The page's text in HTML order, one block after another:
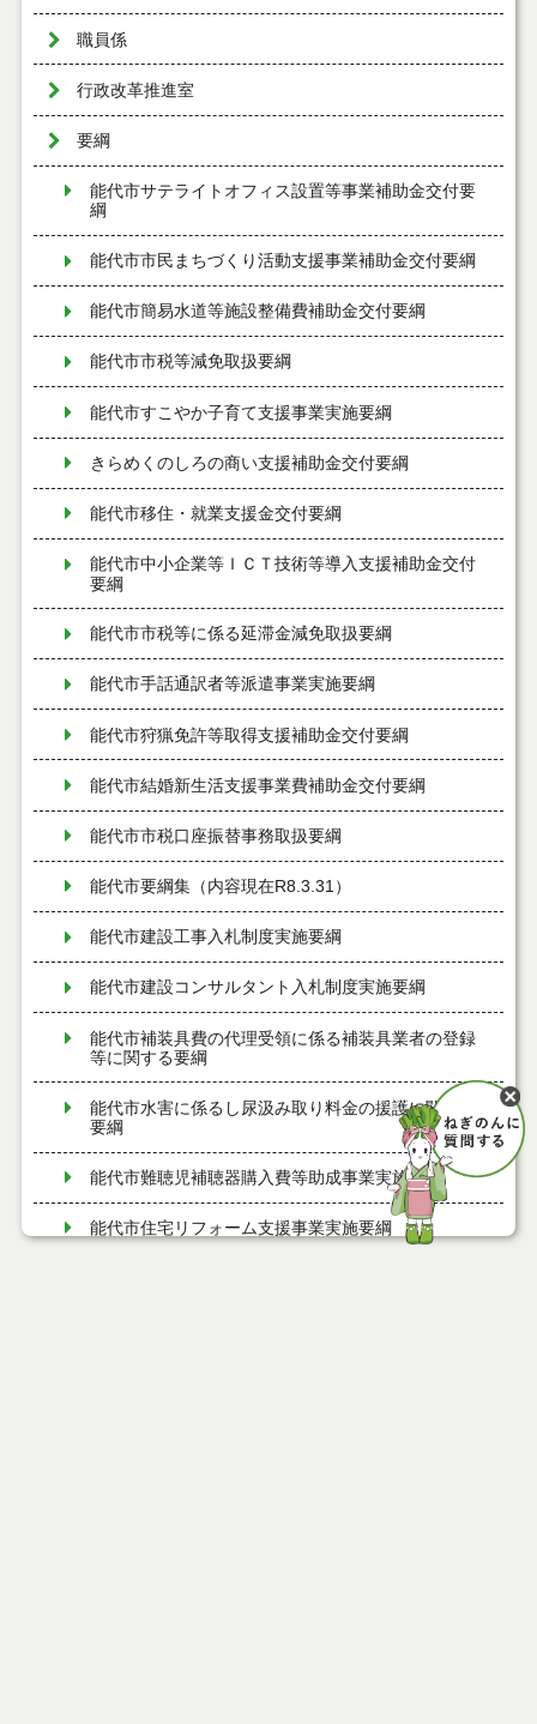
職員係
行政改革推進室
要綱
能代市サテライトオフィス設置等事業補助金交付要
綱
能代市市民まちづくり活動支援事業補助金交付要綱
能代市簡易水道等施設整備費補助金交付要綱
能代市市税等減免取扱要綱
能代市すこやか子育て支援事業実施要綱
きらめくのしろの商い支援補助金交付要綱
能代市移住・就業支援金交付要綱
能代市中小企業等ＩＣＴ技術等導入支援補助金交付
要綱
能代市市税等に係る延滞金減免取扱要綱
能代市手話通訳者等派遣事業実施要綱
能代市狩猟免許等取得支援補助金交付要綱
能代市結婚新生活支援事業費補助金交付要綱
能代市市税口座振替事務取扱要綱
能代市要綱集（内容現在R8.3.31）
能代市建設工事入札制度実施要綱
能代市建設コンサルタント入札制度実施要綱
能代市補装具費の代理受領に係る補装具業者の登録
等に関する要綱
能代市水害に係るし尿汲み取り料金の援護に関する
要綱
能代市難聴児補聴器購入費等助成事業実施要綱
能代市住宅リフォーム支援事業実施要綱